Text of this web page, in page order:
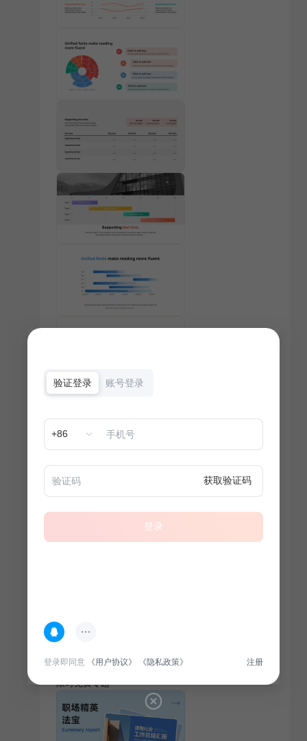
100 套
限时免费专题
验证登录 账号登录
+86
获取验证码
登录
登录即同意 《用户协议》 《隐私政策》 注册